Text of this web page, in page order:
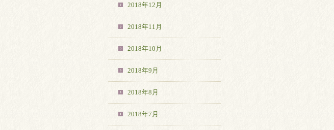
2018年12月
2018年11月
2018年10月
2018年9月
2018年8月
2018年7月